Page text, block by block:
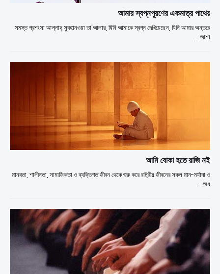
আমার স্বপ্নপূরণের একমাত্র পাথেয়
সমস্ত প্রশংসা আল্লাহ্ সুবহানওয়া তা'আলার, যিনি আমাকে স্বপ্ন দেখিয়েছেন, যিনি আমার অন্তরে
আশা…
আমি বোকা হতে রাজি নই
মানবতা, শালীনতা, সামাজিকতা ও ব্যক্তিগত জীবন থেকে শুরু করে রাষ্ট্রীয় জীবনের সকল মান-মর্যাদা ও
অধ…